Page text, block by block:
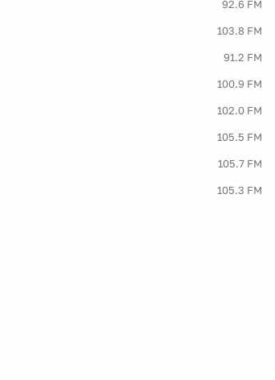
92.6 FM
103.8 FM
91.2 FM
100.9 FM
102.0 FM
105.5 FM
105.7 FM
105.3 FM